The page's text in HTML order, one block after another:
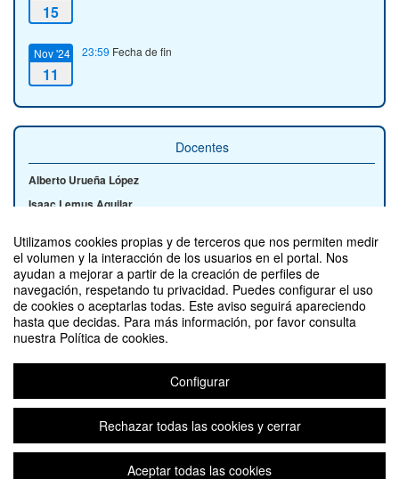
Utilizamos cookies propias y de terceros que nos permiten medir
el volumen y la interacción de los usuarios en el portal. Nos
ayudan a mejorar a partir de la creación de perfiles de
navegación, respetando tu privacidad. Puedes configurar el uso
de cookies o aceptarlas todas. Este aviso seguirá apareciendo
hasta que decidas. Para más información, por favor consulta
nuestra Política de cookies.
Configurar
Rechazar todas las cookies y cerrar
Aceptar todas las cookies
15
Nov '24
11
23:59 Fecha de fin
Docentes
Alberto Urueña López
Isaac Lemus Aguilar
Contacto
Nuevas tendencias en gestión de la innovación (edición 4)
Organizado por Vicerrectorado de Calidad y Eficiencia - Servicio de
Innovación Educativa